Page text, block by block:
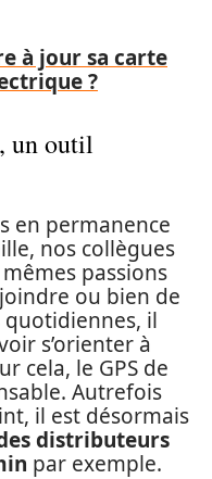
à jour sa carte
?
un outil
en permanence
nos collègues
passions
ou bien de
il
s’orienter à
cela, le GPS de
Autrefois
il est désormais
distributeurs
par exemple.